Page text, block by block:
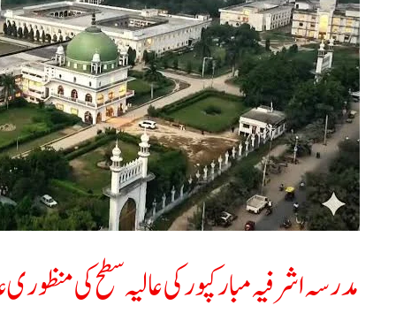
مدرسہ اشرفیہ مبارکپور کی عالیہ سطح کی
کی
عالیہ
سطح
کی
منظوری
عارضی